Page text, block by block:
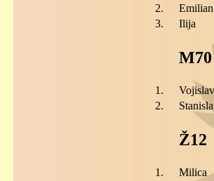
2.
Emilian
3.
Ilija
M70
1.
Vojislav
2.
Ž12
1.
Milica